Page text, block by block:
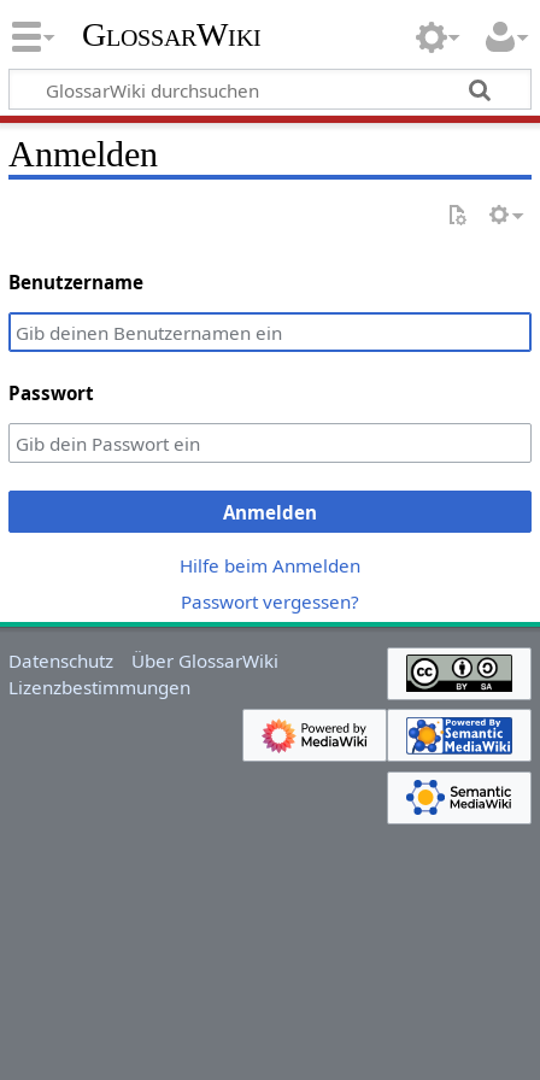
GlossarWiki
Anmelden
Benutzername
Passwort
Anmelden
Hilfe beim Anmelden
Passwort vergessen?
Datenschutz
Über GlossarWiki
Lizenzbestimmungen